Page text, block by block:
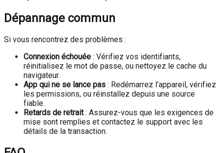
Dépannage commun
Si vous rencontrez des problèmes :
Connexion échouée : Vérifiez vos identifiants,
réinitialisez le mot de passe, ou nettoyez le cache du
navigateur.
App qui ne se lance pas : Redémarrez l’appareil, vérifiez
les permissions, ou réinstallez depuis une source
fiable.
Retards de retrait: Assurez-vous que les exigences de
mise sont remplies et contactez le support avec les
détails de la transaction.